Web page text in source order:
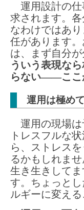
運用設計の仕
求されます。
なわけではあ
任があります
は、まず自分
ういう表現な
らない――ここ
運用は極め
運用の現場は
トレスフルな
ら、ストレス
るかもしれま
生き生きして
す。ちょっと
ルギーに変える